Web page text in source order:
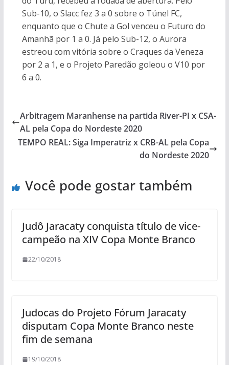
Sub-10, o Slacc fez 3 a 0 sobre o Túnel FC,
enquanto que o Chute a Gol venceu o Futuro do
Amanhã por 1 a 0. Já pelo Sub-12, o Aurora
estreou com vitória sobre o Craques da Veneza
por 2 a 1, e o Projeto Paredão goleou o V10 por
6 a 0.
Arbitragem Maranhense na partida River-PI x CSA-
AL pela Copa do Nordeste 2020
TEMPO REAL: Siga Imperatriz x CRB-AL pela Copa
do Nordeste 2020
Você pode gostar também
Judô Jaracaty conquista título de vice-
campeão na XIV Copa Monte Branco
22/10/2018
Judocas do Projeto Fórum Jaracaty
disputam Copa Monte Branco neste
fim de semana
19/10/2018